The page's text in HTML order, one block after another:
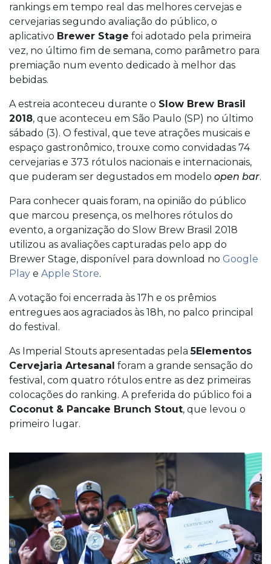
rankings em tempo real das melhores cervejas e
cervejarias segundo avaliação do público, o
aplicativo Brewer Stage foi adotado pela primeira
vez, no último fim de semana, como parâmetro para
premiação num evento dedicado à melhor das
bebidas.
A estreia aconteceu durante o Slow Brew Brasil
2018, que aconteceu em São Paulo (SP) no último
sábado (3). O festival, que teve atrações musicais e
espaço gastronômico, trouxe como convidadas 74
cervejarias e 373 rótulos nacionais e internacionais,
que puderam ser degustados em modelo open bar.
Para conhecer quais foram, na opinião do público
que marcou presença, os melhores rótulos do
evento, a organização do Slow Brew Brasil 2018
utilizou as avaliações capturadas pelo app do
Brewer Stage, disponível para download no Google
Play e Apple Store.
A votação foi encerrada às 17h e os prêmios
entregues aos agraciados às 18h, no palco principal
do festival.
As Imperial Stouts apresentadas pela5Elementos
Cervejaria Artesanal foram a grande sensação do
festival, com quatro rótulos entre as dez primeiras
colocações do ranking. A preferida do público foi a
Coconut & Pancake Brunch Stout, que levou o
primeiro lugar.